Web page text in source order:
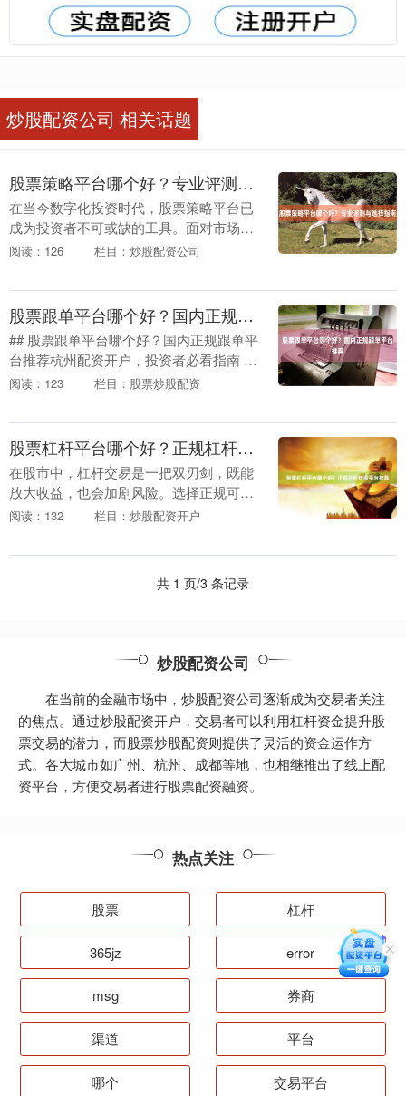
炒股配资公司 相关话题
股票策略平台哪个好？专业评测与选择指南
在当今数字化投资时代，股票策略平台已
成为投资者不可或缺的工具。面对市场上
琳琅满目的平台，如何选择最适合自己的
供全面的评测维度....
阅读：126 栏目：炒股配资公司
股票跟单平台哪个好？国内正规跟单平台推荐
## 股票跟单平台哪个好？国内正规跟单平
台推荐杭州配资开户，投资者必看指南 在
瞬息万变的股市中，个人投资者常常面临
模式应运而....
阅读：123 栏目：股票炒股配资
股票杠杆平台哪个好？正规杠杆炒股平台推荐
在股市中，杠杆交易是一把双刃剑，既能
放大收益，也会加剧风险。选择正规可靠
的杠杆平台股票配资价格，是投资者控制
上众多的杠杆平台....
阅读：132 栏目：炒股配资开户
共 1 页/3 条记录
炒股配资公司
在当前的金融市场中，炒股配资公司逐渐成为交易者关注
的焦点。通过炒股配资开户，交易者可以利用杠杆资金提升股
票交易的潜力，而股票炒股配资则提供了灵活的资金运作方
式。各大城市如广州、杭州、成都等地，也相继推出了线上配
资平台，方便交易者进行股票配资融资。
热点关注
股票 杠杆
365jz error
msg 券商
渠道 平台
哪个 交易平台